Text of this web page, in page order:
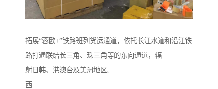
拓展“蓉欧+”铁路班列货运通道，依托长江水道和沿江铁
路打通联结长三角、珠三角等的东向通道，辐
射日韩、港澳台及美洲地区。
西